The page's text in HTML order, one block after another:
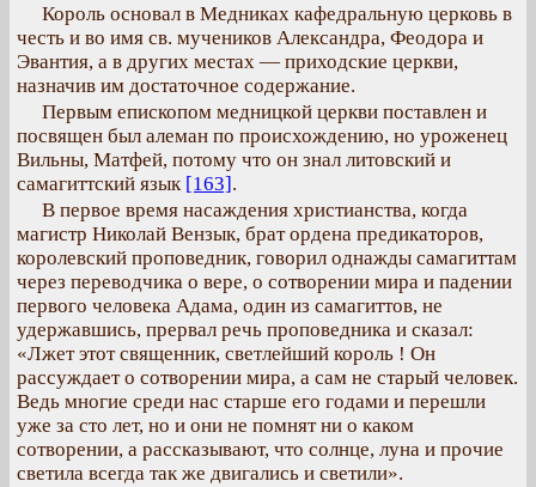
Король основал в Медниках кафедральную церковь в
честь и во имя св. мучеников Александра, Феодора и
Эвантия, а в других местах — приходские церкви,
назначив им достаточное содержание.
Первым епископом медницкой церкви поставлен и
посвящен был алеман по происхождению, но уроженец
Вильны, Матфей, потому что он знал литовский и
самагиттский язык [163].
В первое время насаждения христианства, когда
магистр Николай Вензык, брат ордена предикаторов,
королевский проповедник, говорил однажды самагиттам
через переводчика о вере, о сотворении мира и падении
первого человека Адама, один из самагиттов, не
удержавшись, прервал речь проповедника и сказал:
«Лжет этот священник, светлейший король ! Он
рассуждает о сотворении мира, а сам не старый человек.
Ведь многие среди нас старше его годами и перешли
уже за сто лет, но и они не помнят ни о каком
сотворении, а рассказывают, что солнце, луна и прочие
светила всегда так же двигались и светили».